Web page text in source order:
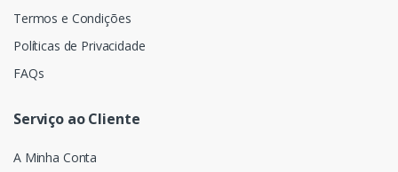
Termos e Condições
Políticas de Privacidade
FAQs
Serviço ao Cliente
A Minha Conta